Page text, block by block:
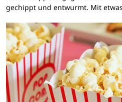
gechippt und entwurmt. Mit